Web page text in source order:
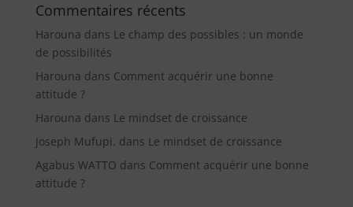
Commentaires récents
Harouna dans Le champ des possibles : un monde
de possibilités
Harouna dans Comment acquérir une bonne
attitude ?
Harouna dans Le mindset de croissance
Joseph Mufupi. dans Le mindset de croissance
Agabus WATTO dans Comment acquérir une bonne
attitude ?